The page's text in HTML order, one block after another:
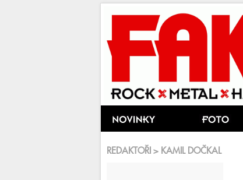
REDAKTOŘI > KAMIL DOČKAL